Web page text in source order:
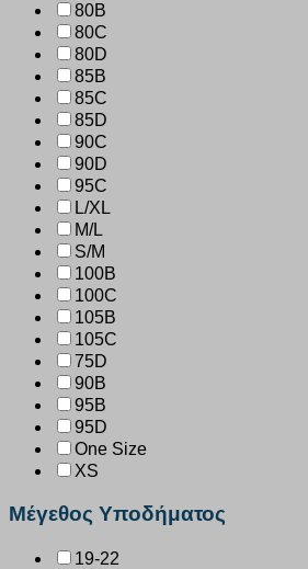
80B
80C
80D
85B
85C
85D
90C
90D
95C
L/XL
M/L
S/M
100B
100C
105B
105C
75D
90B
95B
95D
One Size
XS
Μέγεθος Υποδήματος
19-22